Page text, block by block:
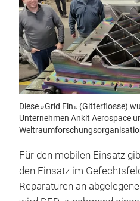
Diese »Grid Fin« (Gitterflosse)
Unternehmen Ankit Aerospace
Für den mobilen Einsatz
den Einsatz im
Reparaturen an